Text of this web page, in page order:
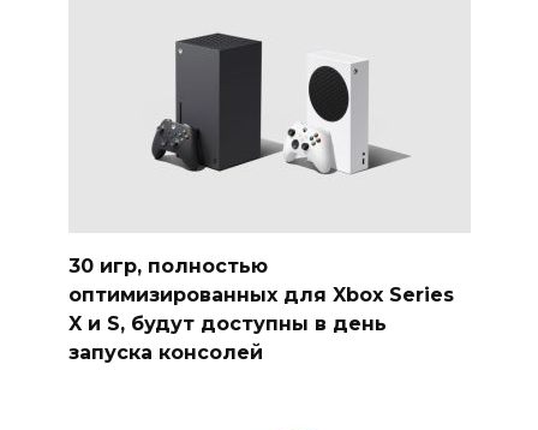
30 игр, полностью
оптимизированных для Xbox Series
X и S, будут доступны в день
запуска консолей